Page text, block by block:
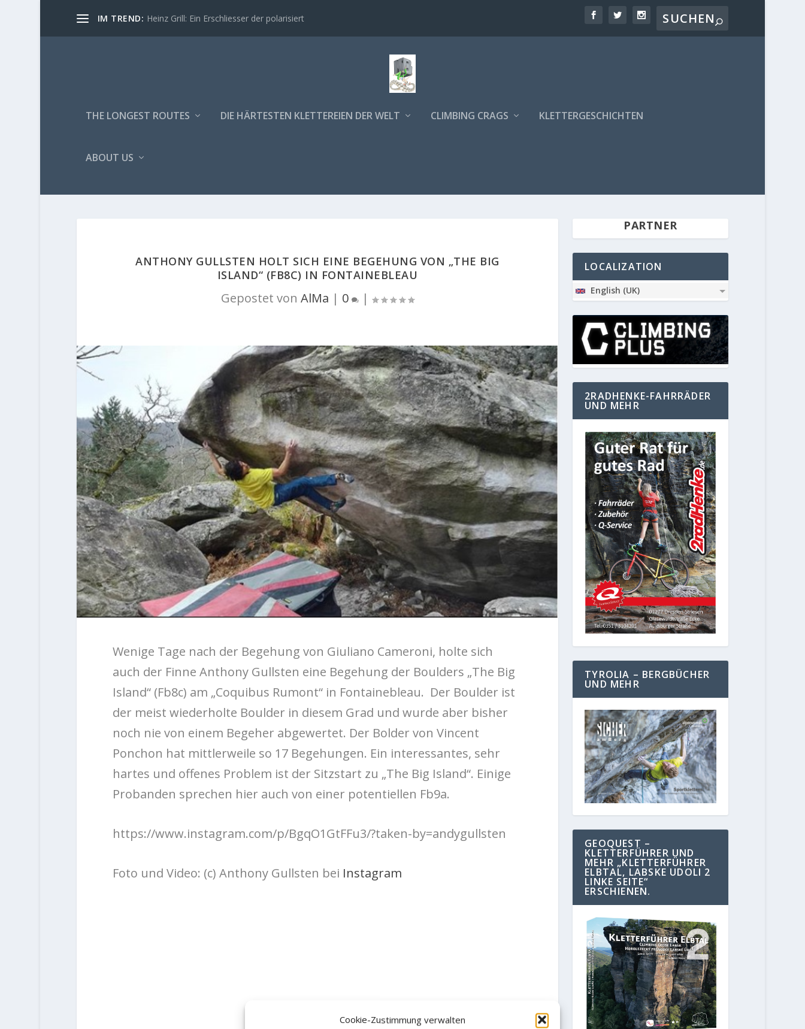
Cookie-Zustimmung verwalten
IM TREND: Heinz Grill: Ein Erschliesser der polarisiert
THE LONGEST ROUTES DIE HÄRTESTEN KLETTEREIEN DER WELT CLIMBING CRAGS KLETTERGESCHICHTEN
ABOUT US
ANTHONY GULLSTEN HOLT SICH EINE BEGEHUNG VON „THE BIG
ISLAND“ (FB8C) IN FONTAINEBLEAU
Gepostet von AlMa | 0 |
Wenige Tage nach der Begehung von Giuliano Cameroni, holte sich
auch der Finne Anthony Gullsten eine Begehung der Boulders „The Big
Island“ (Fb8c) am „Coquibus Rumont“ in Fontainebleau. Der Boulder ist
der meist wiederholte Boulder in diesem Grad und wurde aber bisher
noch nie von einem Begeher abgewertet. Der Bolder von Vincent
Ponchon hat mittlerweile so 17 Begehungen. Ein interessantes, sehr
hartes und offenes Problem ist der Sitzstart zu „The Big Island“. Einige
Probanden sprechen hier auch von einer potentiellen Fb9a.
https://www.instagram.com/p/BgqO1GtFFu3/?taken-by=andygullsten
Foto und Video: (c) Anthony Gullsten bei Instagram
PARTNER
LOCALIZATION
English (UK)
2RADHENKE-FAHRRÄDER
UND MEHR
TYROLIA – BERGBÜCHER
UND MEHR
GEOQUEST –
KLETTERFÜHRER UND
MEHR „KLETTERFÜHRER
ELBTAL, LABSKE UDOLI 2
LINKE SEITE“
ERSCHIENEN.